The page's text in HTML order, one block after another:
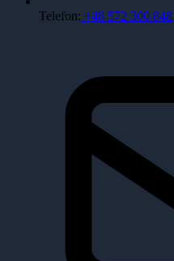
Telefon: +48 572 300 848